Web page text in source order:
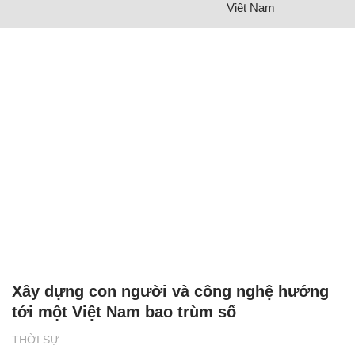
Việt Nam
THỜI SỰ
Xây dựng con người và công nghệ hướng
tới một Việt Nam bao trùm số